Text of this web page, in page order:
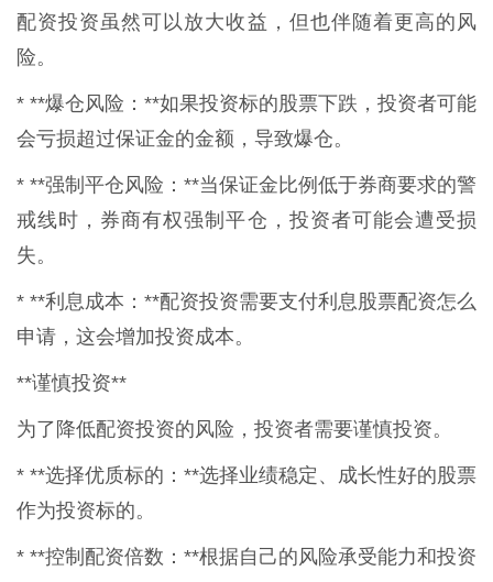
配资投资虽然可以放大收益，但也伴随着更高的风
险。
* **爆仓风险：**如果投资标的股票下跌，投资者可能
会亏损超过保证金的金额，导致爆仓。
* **强制平仓风险：**当保证金比例低于券商要求的警
戒线时，券商有权强制平仓，投资者可能会遭受损
失。
* **利息成本：**配资投资需要支付利息股票配资怎么
申请，这会增加投资成本。
**谨慎投资**
为了降低配资投资的风险，投资者需要谨慎投资。
* **选择优质标的：**选择业绩稳定、成长性好的股票
作为投资标的。
* **控制配资倍数：**根据自己的风险承受能力和投资